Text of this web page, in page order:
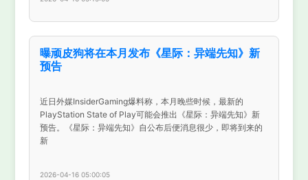
曝顽皮狗将在本月发布《星际：异端先知》新
预告
近日外媒InsiderGaming爆料称，本月晚些时候，最新的
PlayStation State of Play可能会推出《星际：异端先知》新
预告。《星际：异端先知》自公布后便消息很少，即将到来的
新
2026-04-16 05:00:05